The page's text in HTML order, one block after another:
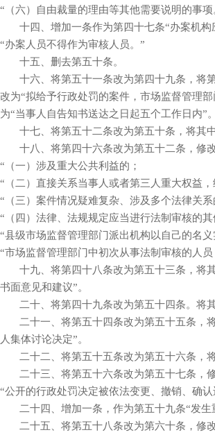
“（六）自由裁量的理由等其他需要说明的事项
十四、增加一条作为第四十七条“办案机构
“办案人员不得作为审核人员。”
十五、删去第五十条。
十六、将第五十一条改为第四十九条，将第
改为“拟给予行政处罚的案件，市场监督管理
为“当事人自告知书送达之日起五个工作日内”。
十七、将第五十二条改为第五十条，将其中
十八、将第四十六条改为第五十二条，修改
“（一）涉及重大公共利益的；
“（二）直接关系当事人或者第三人重大权益，
“（三）案件情况疑难复杂、涉及多个法律关系
“（四）法律、法规规定应当进行法制审核的其
“县级市场监督管理部门派出机构以自己的名
“市场监督管理部门中初次从事法制审核的人
十九、将第四十八条改为第五十三条，将其
书面意见和建议”。
二十、将第四十九条改为第五十四条。将其
二十一、将第五十四条改为第五十五条，将
人集体讨论决定”。
二十二、将第五十五条改为第五十六条，将
二十三、将第五十六条改为第五十七条，修
“公开的行政处罚决定被依法变更、撤销、确
二十四、增加一条，作为第五十九条“发生
二十五、将第五十八条改为第六十条，修改